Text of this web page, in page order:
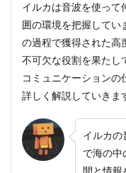
イルカは音波を使って
囲の環境を把握してい
の過程で獲得された高
不可欠な役割を果たし
コミュニケーションの
詳しく解説していきま
イルカの
で海の中
間と情報